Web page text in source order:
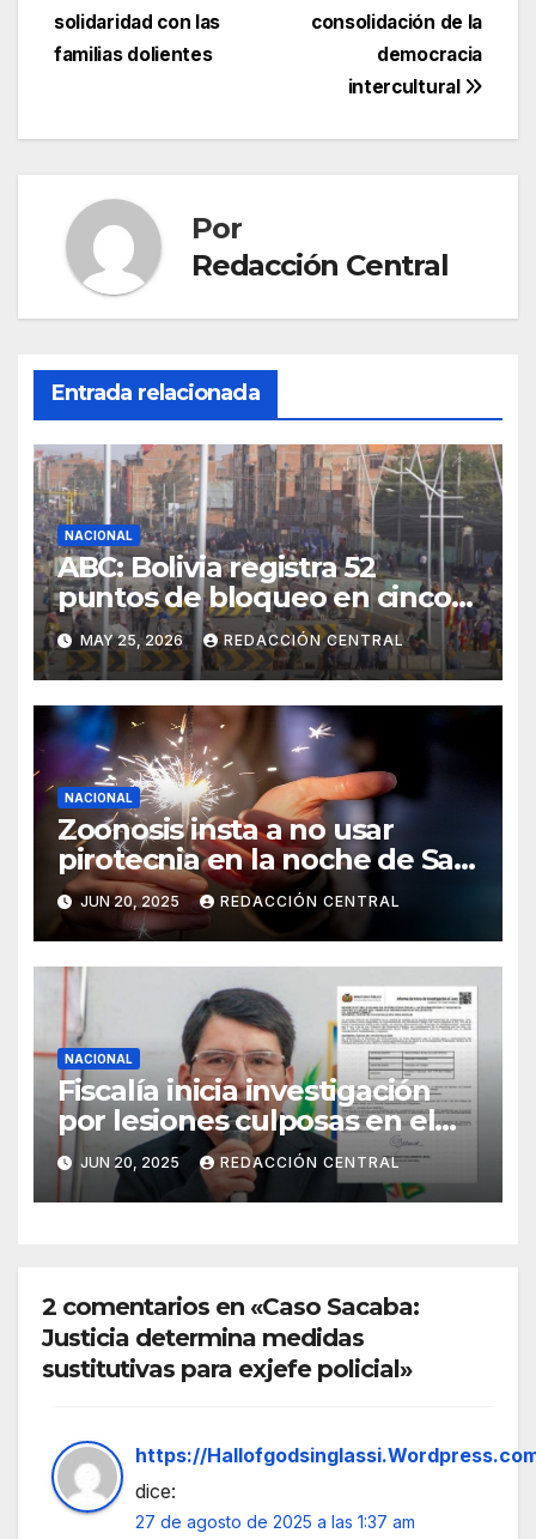
consolidación de la
democracia
intercultural
solidaridad con las
familias dolientes
Por
Redacción Central
Entrada relacionada
NACIONAL
ABC: Bolivia registra 52
puntos de bloqueo en cinco
departamentos
MAY 25, 2026 REDACCIÓN CENTRAL
NACIONAL
Zoonosis insta a no usar
pirotecnia en la noche de San
Juan
JUN 20, 2025 REDACCIÓN CENTRAL
NACIONAL
Fiscalía inicia investigación
por lesiones culposas en el
caso del gobernador
chuquisaqueño Damián
Condori
JUN 20, 2025 REDACCIÓN CENTRAL
2 comentarios en «Caso Sacaba:
Justicia determina medidas
sustitutivas para exjefe policial»
https://
dice:
27 de agosto de 2025 a las 1:37 am